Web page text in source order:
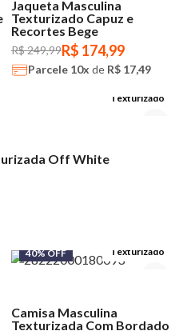
Jaqueta Masculina
Texturizado Capuz e
Recortes Bege
R$ 249,99R$ 174,99
Parcele 10x de R$ 17,49
Texturizado
Off White
40% OFF Texturizado
Camisa Masculina
Texturizada Com Bordado